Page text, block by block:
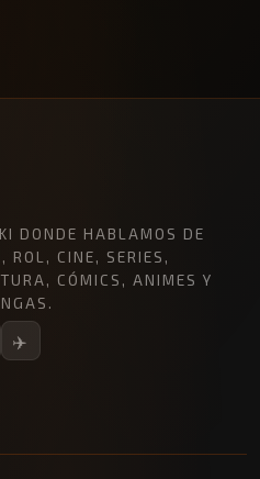
DONDE HABLAMOS DE
ROL, CINE, SERIES,
CÓMICS, ANIMES Y
✈️